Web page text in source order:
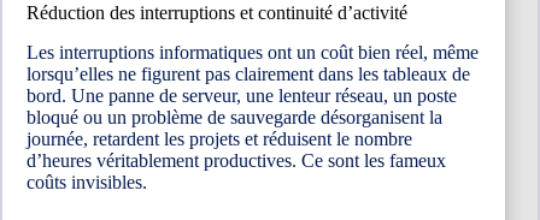
Réduction des interruptions et continuité d’activité
Les interruptions informatiques ont un coût bien réel, même
lorsqu’elles ne figurent pas clairement dans les tableaux de
bord. Une panne de serveur, une lenteur réseau, un poste
bloqué ou un problème de sauvegarde désorganisent la
journée, retardent les projets et réduisent le nombre
d’heures véritablement productives. Ce sont les fameux
coûts invisibles.